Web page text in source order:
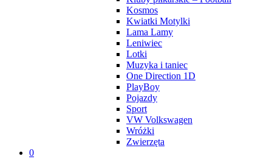
Kosmos
Kwiatki Motylki
Lama Lamy
Leniwiec
Lotki
Muzyka i taniec
One Direction 1D
PlayBoy
Pojazdy
Sport
VW Volkswagen
Wróżki
Zwierzęta
0